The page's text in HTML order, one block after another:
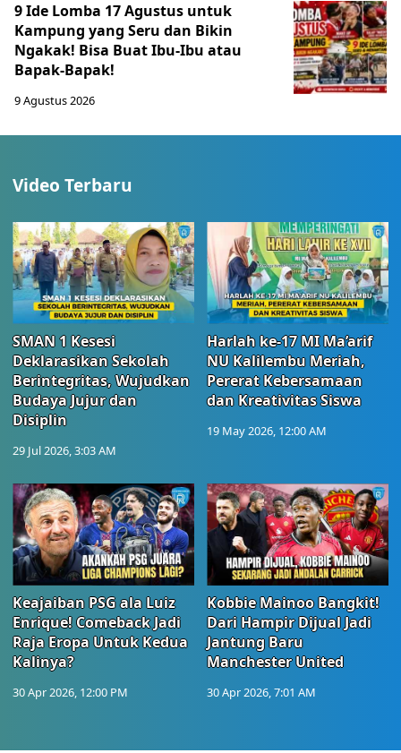
9 Ide Lomba 17 Agustus untuk
Kampung yang Seru dan Bikin
Ngakak! Bisa Buat Ibu-Ibu atau
Bapak-Bapak!
9 Agustus 2026
Video Terbaru
SMAN 1 Kesesi
Deklarasikan Sekolah
Berintegritas, Wujudkan
Budaya Jujur dan
Disiplin
29 Jul 2026, 3:03 AM
Harlah ke-17 MI Ma’arif
NU Kalilembu Meriah,
Pererat Kebersamaan
dan Kreativitas Siswa
19 May 2026, 12:00 AM
Keajaiban PSG ala Luiz
Enrique! Comeback Jadi
Raja Eropa Untuk Kedua
Kalinya?
30 Apr 2026, 12:00 PM
Kobbie Mainoo Bangkit!
Dari Hampir Dijual Jadi
Jantung Baru
Manchester United
30 Apr 2026, 7:01 AM